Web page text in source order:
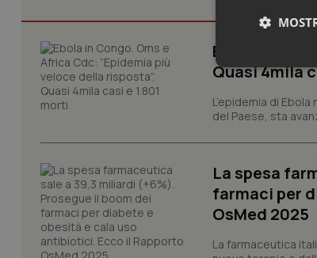
Ebola in
Quasi 4mila
L’epidemia di
del Paese, sta
La spesa
farmaci per
OsMed 2025
La farmaceutica
I cookie
e
Nome